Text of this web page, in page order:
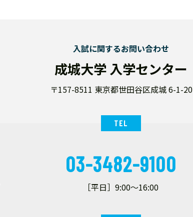
入試に関するお問い合わせ
成城大学 入学センター
〒157-8511 東京都世田谷区成城 6-1-20
TEL
03-3482-9100
［平日］9:00～16:00